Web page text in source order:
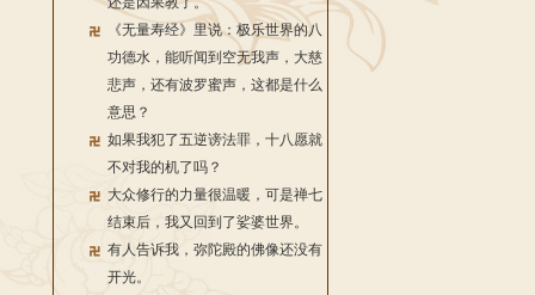
《无量寿经》里说：极乐世界的八
功德水，能听闻到空无我声，大慈
悲声，还有波罗蜜声，这都是什么
意思？
如果我犯了五逆谤法罪，十八愿就
不对我的机了吗？
大众修行的力量很温暖，可是禅七
结束后，我又回到了娑婆世界。
有人告诉我，弥陀殿的佛像还没有
开光。